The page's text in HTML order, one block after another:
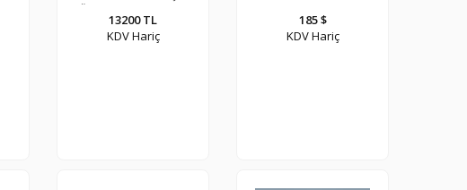
Ünite (Sürekli ısıtma
değil)
13200 TL
KDV Hariç
185 $
KDV Hariç